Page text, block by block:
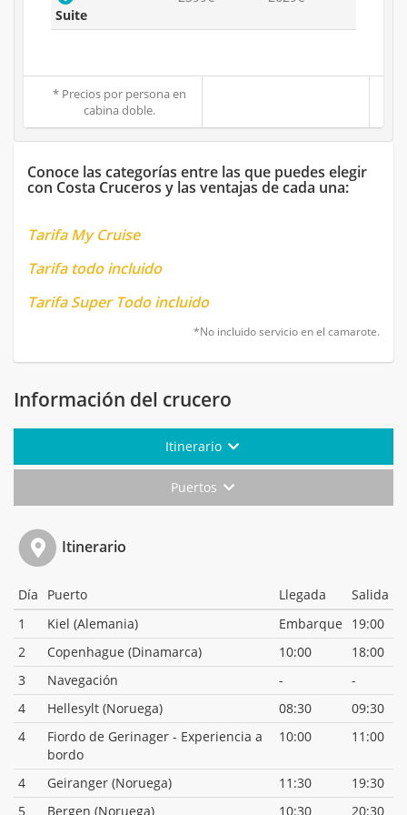
Suite
* Precios por persona en
cabina doble.
Conoce las categorías entre las que puedes elegir
con Costa Cruceros y las ventajas de cada una:
Tarifa My Cruise
Tarifa todo incluido
Tarifa Super Todo incluido
*No incluido servicio en el camarote.
Información del crucero
Itinerario
Puertos
Itinerario
Día Puerto Llegada
Salida
1
Kiel (Alemania) Embarque
19:00
2
Copenhague (Dinamarca) 10:00
18:00
3
Navegación -
-
4
Hellesylt (Noruega) 08:30
09:30
4
Fiordo de Gerinager - Experiencia a
bordo
10:00 11:00
4 Geiranger (Noruega) 11:30
19:30
5
Bergen (Noruega) 10:30 20:30